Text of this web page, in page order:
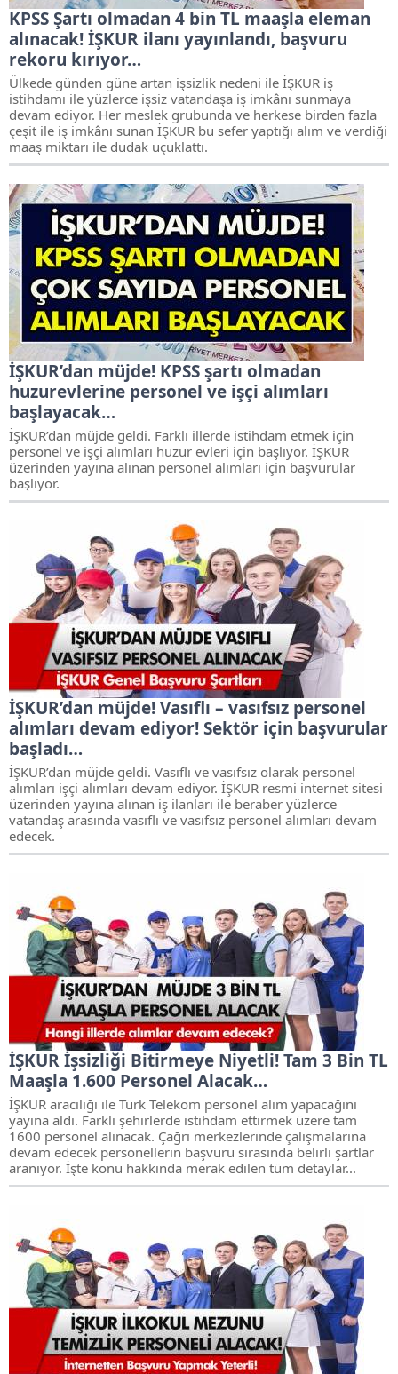
KPSS Şartı olmadan 4 bin TL maaşla eleman
alınacak! İŞKUR ilanı yayınlandı, başvuru
rekoru kırıyor…
Ülkede günden güne artan işsizlik nedeni ile İŞKUR iş
istihdamı ile yüzlerce işsiz vatandaşa iş imkânı sunmaya
devam ediyor. Her meslek grubunda ve herkese birden fazla
çeşit ile iş imkânı sunan İŞKUR bu sefer yaptığı alım ve verdiği
maaş miktarı ile dudak uçuklattı.
İŞKUR’dan müjde! KPSS şartı olmadan
huzurevlerine personel ve işçi alımları
başlayacak…
İŞKUR’dan müjde geldi. Farklı illerde istihdam etmek için
personel ve işçi alımları huzur evleri için başlıyor. İŞKUR
üzerinden yayına alınan personel alımları için başvurular
başlıyor.
İŞKUR’dan müjde! Vasıflı – vasıfsız personel
alımları devam ediyor! Sektör için başvurular
başladı…
İŞKUR’dan müjde geldi. Vasıflı ve vasıfsız olarak personel
alımları işçi alımları devam ediyor. İŞKUR resmi internet sitesi
üzerinden yayına alınan iş ilanları ile beraber yüzlerce
vatandaş arasında vasıflı ve vasıfsız personel alımları devam
edecek.
İŞKUR İşsizliği Bitirmeye Niyetli! Tam 3 Bin TL
Maaşla 1.600 Personel Alacak…
İŞKUR aracılığı ile Türk Telekom personel alım yapacağını
yayına aldı. Farklı şehirlerde istihdam ettirmek üzere tam
1600 personel alınacak. Çağrı merkezlerinde çalışmalarına
devam edecek personellerin başvuru sırasında belirli şartlar
aranıyor. İşte konu hakkında merak edilen tüm detaylar...